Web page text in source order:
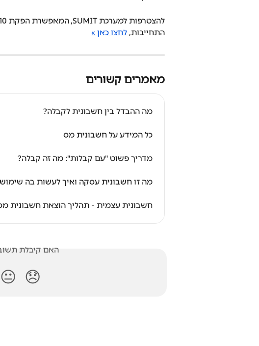
התחייבות, לחצו כאן »
מאמרים קשורים
מה ההבדל בין חשבונית לקבלה?
כל המידע על חשבונית מס
מדריך פשוט "עם קבלות": מה זה קבלה?
מה זו חשבונית עסקה ואיך לעשות בה שימוש
חשבונית עצמית - תהליך הוצאת חשבונית
האם קיבלת
😞
😐